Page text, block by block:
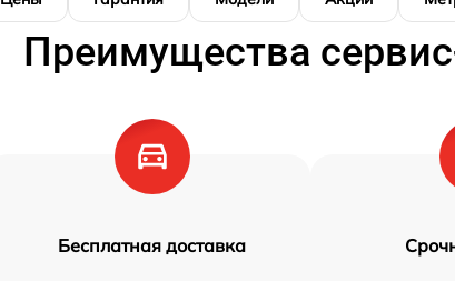
Преимущества
Бесплатная доставка